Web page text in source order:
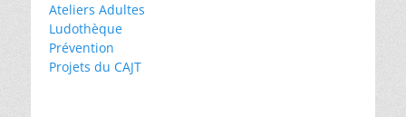
Ateliers Adultes
Ludothèque
Prévention
Projets du CAJT